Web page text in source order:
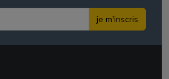
je m'inscris